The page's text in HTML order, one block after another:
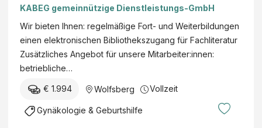
KABEG gemeinnützige Dienstleistungs-GmbH
Wir bieten Ihnen: regelmäßige Fort- und Weiterbildungen
einen elektronischen Bibliothekszugang für Fachliteratur
Zusätzliches Angebot für unsere Mitarbeiter:innen:
betriebliche…
€ 1.994 Wolfsberg Vollzeit
Gynäkologie & Geburtshilfe